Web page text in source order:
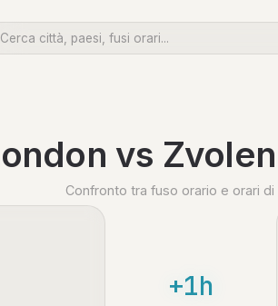
vs
Confronto tra fuso orario e orari di
+1h